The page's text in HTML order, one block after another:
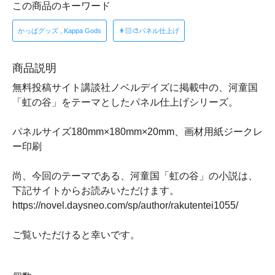
この商品のキーワード
かっぱグッズ , Kappa Gods 👩🏻🎨パネル仕上げ
商品説明
無料投稿サイト講談社ノベルデイズに掲載中の、河童国
「虹の谷」をテーマとしたパネル仕上げシリーズ。
パネルサイズ180mm×180mm×20mm、画材用紙ジークレ
ー印刷
尚、今回のテーマである、河童国「虹の谷」の小説は、
下記サイトからお読みいただけます。
https://novel.daysneo.com/sp/author/rakutentei1055/
ご覧いただけると幸いです。